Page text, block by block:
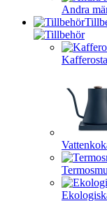
Andra